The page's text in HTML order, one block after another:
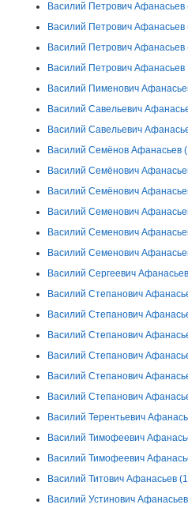
Василий Петрович Афанасьев
Василий Петрович Афанасьев
Василий Петрович Афанасьев
Василий Петрович Афанасьев
Василий Пименович
Василий Савельевич
Василий Савельевич
Василий Семёнов Афанасьев
Василий Семёнович
Василий Семёнович
Василий Семенович
Василий Семенович
Василий Семенович
Василий Сергеевич
Василий Степанович
Василий Степанович
Василий Степанович
Василий Степанович
Василий Степанович
Василий Степанович
Василий Терентьевич
Василий Тимофеевич
Василий Тимофеевич
Василий Титович Афанасьев
Василий Устинович